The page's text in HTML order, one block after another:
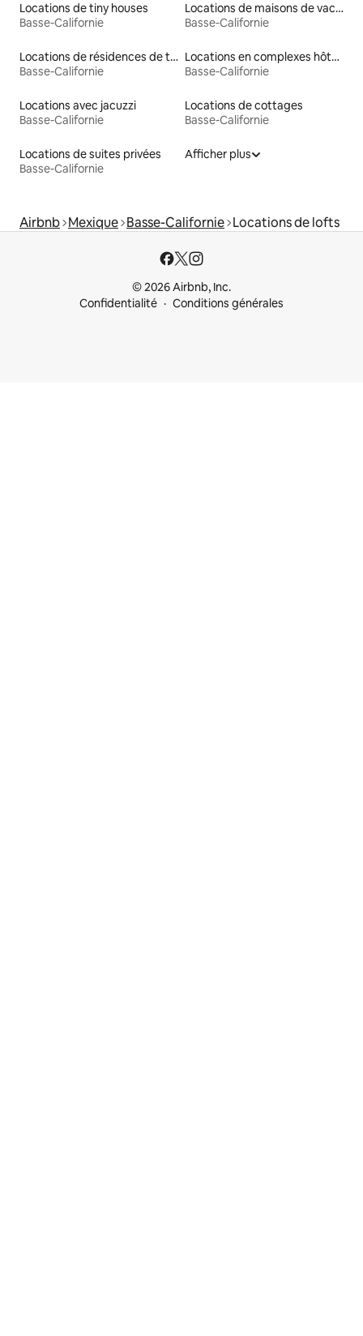
Locations de tiny houses
Basse-Californie
Locations de maisons de vacances
Basse-Californie
Locations de résidences de tourisme
Basse-Californie
Locations en complexes hôteliers
Basse-Californie
Locations avec jacuzzi
Basse-Californie
Locations de cottages
Basse-Californie
Locations de suites privées
Basse-Californie
Afficher plus
Airbnb Mexique Basse-Californie Locations de lofts
© 2026 Airbnb, Inc.
Confidentialité
Conditions générales